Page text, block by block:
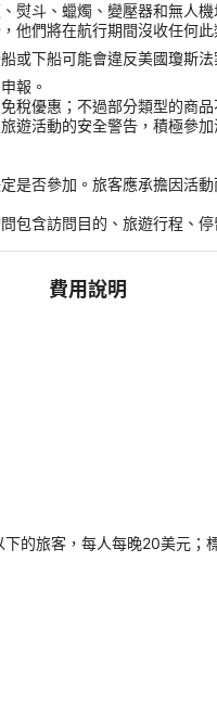
熨斗、蠟燭、變壓器和無人
們將在航行期間沒收任何
或下船可能會違反美國瓊斯
報。
稅優惠；不過部分類型的商品
遊活動的安全警告，積極參
是否參加。旅客應承擔因活動
包含訪問目的、旅遊行程、停
費用說明
的旅客，每人每晚20美元